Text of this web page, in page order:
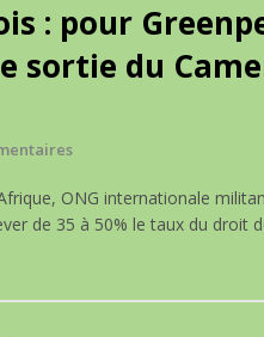
: pour
sortie du
ONG internationale
de 35 à 50% le taux du droit